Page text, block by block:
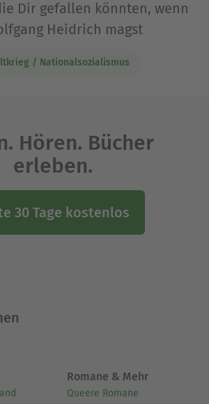
Dir gefallen könnten, wenn
Heidrich magst
/ Nationalsozialismus
Hören. Bücher
erleben.
30 Tage kostenlos
Romane & Mehr
Queere Romane